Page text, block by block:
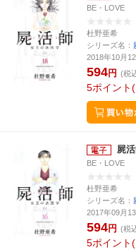
BE・LOVE
杜野亜希
シリーズ名：
2018年10月
594円 (税
5ポイント
屍
BE・LOVE
杜野亜希
シリーズ名：
2017年09月
594円 (税
5ポイント